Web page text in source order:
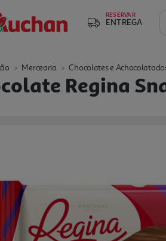
RESERVAR
ENTREGA
Mercearia Chocolates e
Regina